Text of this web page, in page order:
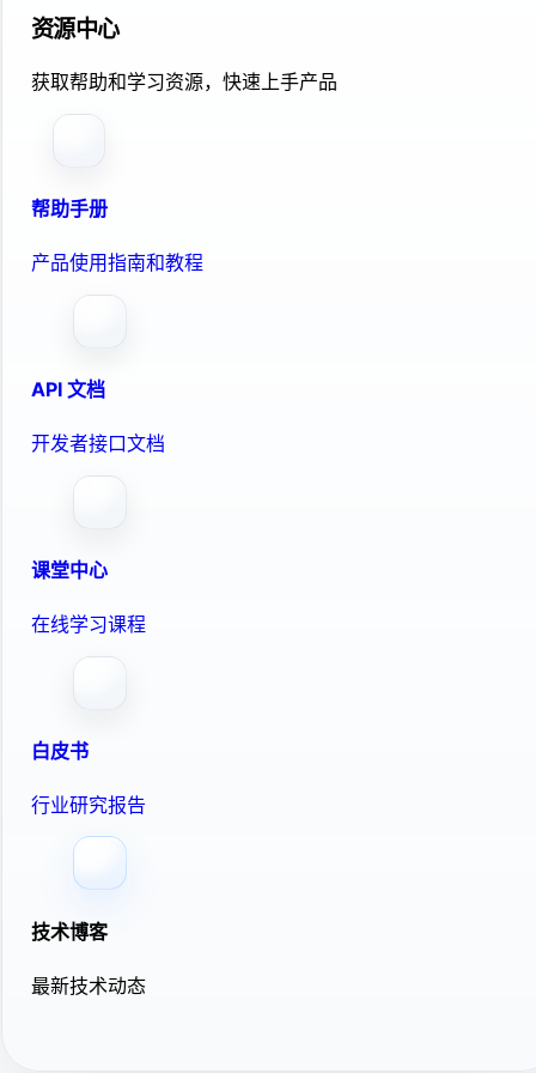
资源中心
获取帮助和学习资源，快速上手产品
帮助手册
产品使用指南和教程
API 文档
开发者接口文档
课堂中心
在线学习课程
白皮书
行业研究报告
技术博客
最新技术动态